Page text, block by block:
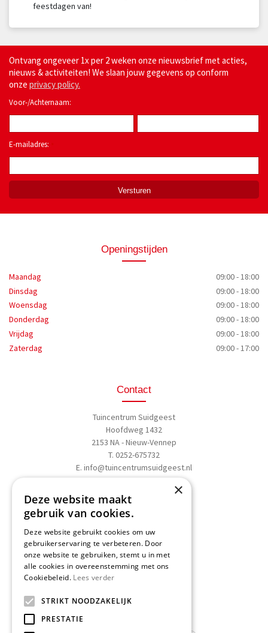
feestdagen van!
Ontvang ongeveer 1x per 2 weken onze nieuwsbrief met acties,
nieuws & activiteiten! We slaan jouw gegevens op conform
onze privacy policy.
Voor-/Achternaam:
E-mailadres:
Openingstijden
Maandag
09:00 - 18:00
Dinsdag
09:00 - 18:00
Woensdag
09:00 - 18:00
Donderdag
09:00 - 18:00
Vrijdag
09:00 - 18:00
Zaterdag
09:00 - 17:00
Contact
Tuincentrum Suidgeest
Hoofdweg 1432
2153 NA - Nieuw-Vennep
T. 0252-675732
E. info@tuincentrumsuidgeest.nl
Schrijf een recensie
Nationale Tuinbon t.w.v. € 25,-!
×
Deze website maakt
gebruik van cookies.
Deze website gebruikt cookies om uw
gebruikerservaring te verbeteren. Door
onze website te gebruiken, stemt u in met
alle cookies in overeenstemming met ons
Cookiebeleid. Lees verder
STRIKT NOODZAKELIJK
PRESTATIE